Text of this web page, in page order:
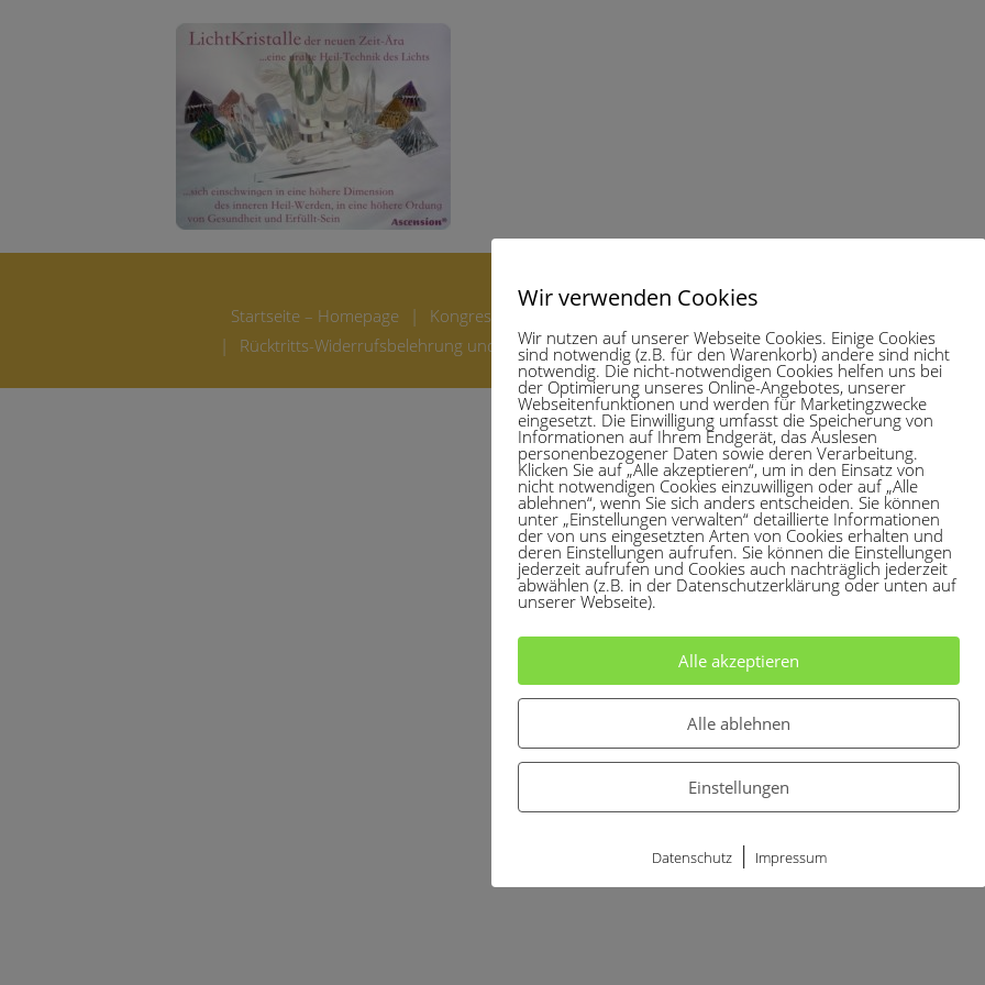
Startseite – Homepage Kongress Mensch Verbunden Sein
Rücktritts-Widerrufsbelehrung und Formular
© 2021 copyright by Marianne Graf
Wir verwenden Cookies
Wir nutzen auf unserer Webseite Cookies. Einige Cookies
sind notwendig (z.B. für den Warenkorb) andere sind nicht
notwendig. Die nicht-notwendigen Cookies helfen uns bei
der Optimierung unseres Online-Angebotes, unserer
Webseitenfunktionen und werden für Marketingzwecke
eingesetzt. Die Einwilligung umfasst die Speicherung von
Informationen auf Ihrem Endgerät, das Auslesen
personenbezogener Daten sowie deren Verarbeitung.
Klicken Sie auf „Alle akzeptieren“, um in den Einsatz von
nicht notwendigen Cookies einzuwilligen oder auf „Alle
ablehnen“, wenn Sie sich anders entscheiden. Sie können
unter „Einstellungen verwalten“ detaillierte Informationen
der von uns eingesetzten Arten von Cookies erhalten und
deren Einstellungen aufrufen. Sie können die Einstellungen
jederzeit aufrufen und Cookies auch nachträglich jederzeit
abwählen (z.B. in der Datenschutzerklärung oder unten auf
unserer Webseite).
Alle akzeptieren
Alle ablehnen
Einstellungen
Datenschutz| Impressum